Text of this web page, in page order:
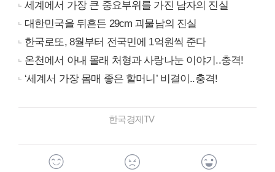
세계에서 가장 큰 중요부위를 가진 남자의 진실
대한민국을 뒤흔든 29cm 괴물남의 진실
한국로또, 8월부터 전국민에 1억원씩 준다
온천에서 아내 몰래 처형과 사랑나눈 이야기..충격!
‘세계서 가장 몸매 좋은 할머니’ 비결이..충격!
한국경제TV